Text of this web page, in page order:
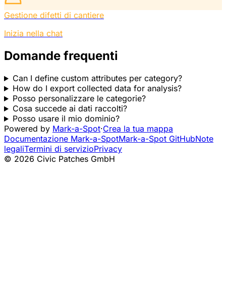
Gestione difetti di cantiere
Inizia nella chat
Domande frequenti
Can I define custom attributes per category?
How do I export collected data for analysis?
Posso personalizzare le categorie?
Cosa succede ai dati raccolti?
Posso usare il mio dominio?
Powered by Mark-a-Spot·Crea la tua mappa
Documentazione Mark-a-SpotMark-a-Spot GitHubNote
legaliTermini di servizioPrivacy
© 2026 Civic Patches GmbH